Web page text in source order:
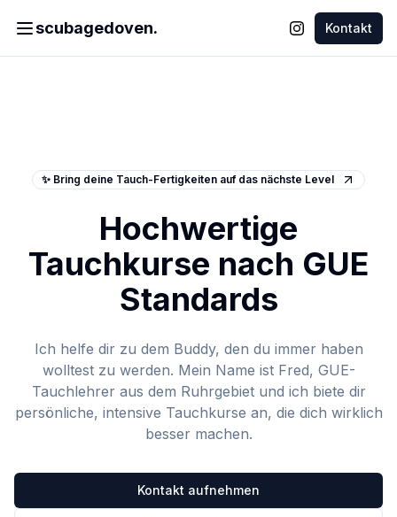
scubagedoven. Instagram
Kontakt
✨ Bring deine Tauch-Fertigkeiten auf das nächste Level
Hochwertige
Tauchkurse nach GUE
Standards
Ich helfe dir zu dem Buddy, den du immer haben
wolltest zu werden. Mein Name ist Fred, GUE-
Tauchlehrer aus dem Ruhrgebiet und ich biete dir
persönliche, intensive Tauchkurse an, die dich wirklich
besser machen.
Kontakt aufnehmen